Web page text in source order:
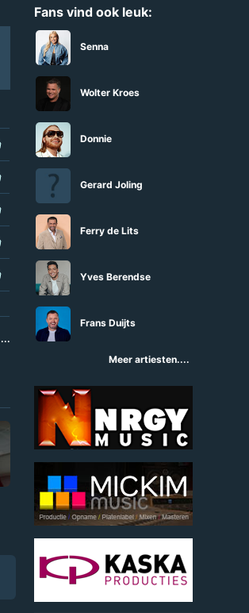
Fans vind ook leuk:
Senna
Wolter Kroes
Donnie
Gerard Joling
Ferry de Lits
Yves Berendse
Frans Duijts
Meer artiesten....